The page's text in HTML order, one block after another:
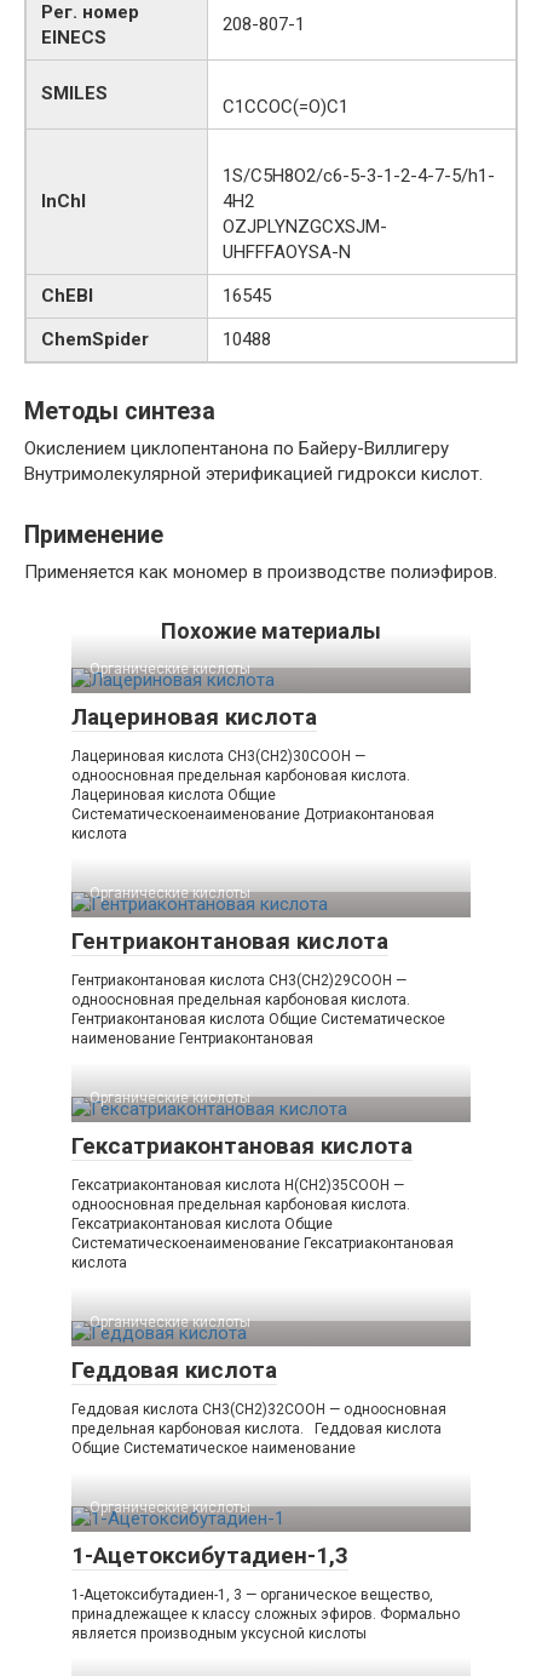
Рег. номер
EINECS
208-807-1
SMILES
C1CCOC(=O)C1
InChI
1S/C5H8O2/c6-5-3-1-2-4-7-5/h1-
4H2
OZJPLYNZGCXSJM-
UHFFFAOYSA-N
ChEBI
16545
ChemSpider
10488
Методы синтеза
Окислением циклопентанона по Байеру-Виллигеру
Внутримолекулярной этерификацией гидрокси кислот.
Применение
Применяется как мономер в производстве полиэфиров.
Похожие материалы
Органические кислоты‎
Лацериновая кислота
Лацериновая кислота CH3(CH2)30COOH —
одноосновная предельная карбоновая кислота.
Лацериновая кислота Общие
Систематическоенаименование Дотриаконтановая
кислота
Органические кислоты‎
Гентриаконтановая кислота
Гентриаконтановая кислота CH3(CH2)29COOH —
одноосновная предельная карбоновая кислота.
Гентриаконтановая кислота Общие Систематическое
наименование Гентриаконтановая
Органические кислоты‎
Гексатриаконтановая кислота
Гексатриаконтановая кислота H(CH2)35COOH —
одноосновная предельная карбоновая кислота.
Гексатриаконтановая кислота Общие
Систематическоенаименование Гексатриаконтановая
кислота
Органические кислоты‎
Геддовая кислота
Геддовая кислота CH3(CH2)32COOH — одноосновная
предельная карбоновая кислота. Геддовая кислота
Общие Систематическое наименование
Органические кислоты‎
1-Ацетоксибутадиен-1,3
1-Ацетоксибутадиен-1, 3 — органическое вещество,
принадлежащее к классу сложных эфиров. Формально
является производным уксусной кислоты